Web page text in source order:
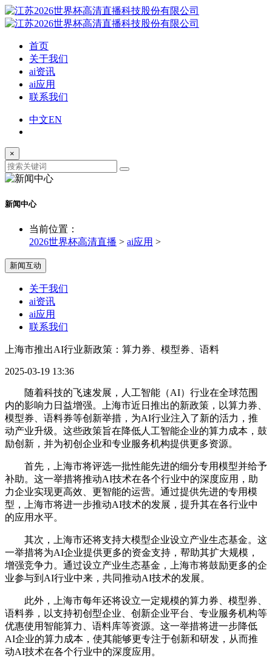
首页
关于我们
ai资讯
ai应用
联系我们
中文EN
×
新闻中心
当前位置：
2026世界杯高清直播 > ai应用 >
新闻互动
关于我们
ai资讯
ai应用
联系我们
上海市推出AI行业新政策：算力券、模型券、语料
2025-03-19 13:36
随着科技的飞速发展，人工智能（AI）行业在全球范围
内的影响力日益增强。上海市近日推出的新政策，以算力券、
模型券、语料券等创新举措，为AI行业注入了新的活力，推
动产业升级。这些政策旨在降低人工智能企业的算力成本，鼓
励创新，并为初创企业和专业服务机构提供更多资源。
首先，上海市将评选一批性能先进的细分专用模型并给予
补助。这一举措将推动AI技术在各个行业中的深度应用，助
力企业实现更高效、更智能的运营。通过提供先进的专用模
型，上海市将进一步推动AI技术的发展，提升其在各行业中
的应用水平。
其次，上海市还将支持大模型企业设立产业生态基金。这
一举措将为AI企业提供更多的资金支持，帮助其扩大规模，
增强竞争力。通过设立产业生态基金，上海市将鼓励更多的企
业参与到AI行业中来，共同推动AI技术的发展。
此外，上海市每年还将设立一定规模的算力券、模型券、
语料券，以支持初创型企业、创新企业平台、专业服务机构等
优惠使用智能算力、语料库等资源。这一举措将进一步降低
AI企业的算力成本，使其能够更专注于创新和研发，从而推
动AI技术在各个行业中的深度应用。